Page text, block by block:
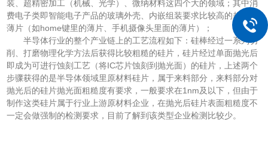
装、超精密加工（机械、光学）、微纳材料这四个大的领域；其中消
费电子类即智能电子产品的玻璃外壳、内嵌组装要求比较高的超光滑
薄片（如home键里的薄片、手机摄像头里面的薄片）；
半导体行业的整个产业链上的工艺流程如下：硅棒经过一系列切
削、打磨物理化学方法后获得比较粗糙的硅片，硅片经过单面抛光后
即成为可进行蚀刻工艺（将IC芯片蚀刻到抛光面）的硅片，上述两个
步骤获得的是半导体领域里原材料硅片，属于来料部分，来料部分对
抛光后的硅片抛光面粗糙度有要求，一般要求在1nm及以下，但由于
制作这类硅片属于行业上游原材料企业，在抛光后硅片表面粗糙度不
一定会做强制的检测要求，目前了解到该类型企业检测比较少。